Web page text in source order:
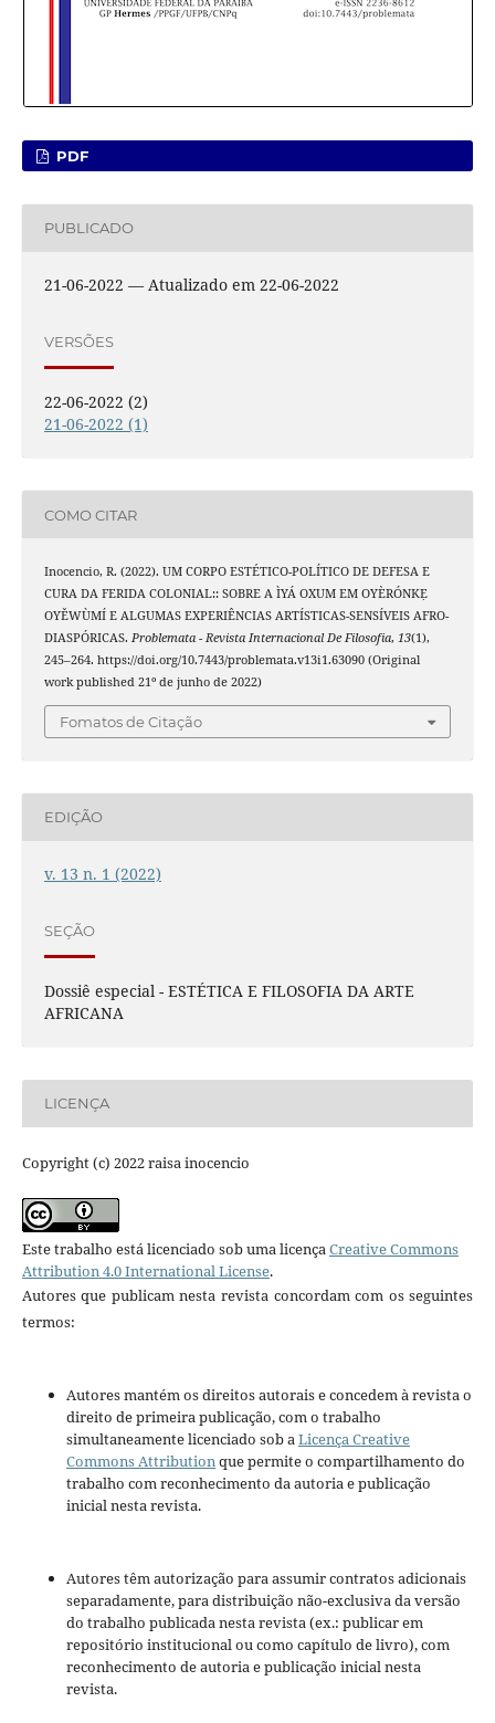
PDF
PUBLICADO
21-06-2022 — Atualizado em 22-06-2022
VERSÕES
22-06-2022 (2)
21-06-2022 (1)
COMO CITAR
Inocencio, R. (2022). UM CORPO ESTÉTICO-POLÍTICO DE DEFESA E
CURA DA FERIDA COLONIAL:: SOBRE A ÌYÁ OXUM EM OYÈRÓNKẸ
OYĚWÙMÍ E ALGUMAS EXPERIÊNCIAS ARTÍSTICAS-SENSÍVEIS AFRO-
DIASPÓRICAS. Problemata - Revista Internacional De Filosofia, 13(1),
245–264. https://doi.org/10.7443/problemata.v13i1.63090 (Original
work published 21º de junho de 2022)
Fomatos de Citação
EDIÇÃO
v. 13 n. 1 (2022)
SEÇÃO
Dossiê especial - ESTÉTICA E FILOSOFIA DA ARTE
AFRICANA
LICENÇA
Copyright (c) 2022 raisa inocencio
Este trabalho está licenciado sob uma licençaCreative Commons
Attribution 4.0 International License.
Autores que publicam nesta revista concordam com os seguintes
termos:
Autores mantém os direitos autorais e concedem à revista o
direito de primeira publicação, com o trabalho
simultaneamente licenciado sob aLicença Creative
Commons Attributionque permite o compartilhamento do
trabalho com reconhecimento da autoria e publicação
inicial nesta revista.
Autores têm autorização para assumir contratos adicionais
separadamente, para distribuição não-exclusiva da versão
do trabalho publicada nesta revista (ex.: publicar em
repositório institucional ou como capítulo de livro), com
reconhecimento de autoria e publicação inicial nesta
revista.